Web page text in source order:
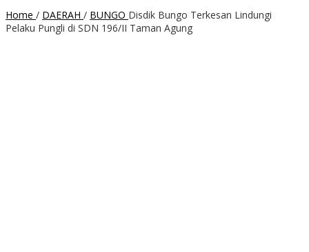
Home / DAERAH / BUNGO Disdik Bungo Terkesan Lindungi
Pelaku Pungli di SDN 196/II Taman Agung